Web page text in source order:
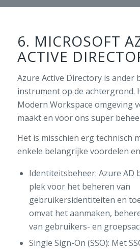
6. MICROSOFT
ACTIVE
Azure Active Directory is ander
instrument op de achtergrond.
Modern Workspace omgeving
maakt en voor ons super
Het is misschien erg technisch
enkele belangrijke voordelen
Identiteitsbeheer: Azure AD
plek voor het beheren van
gebruikersidentiteiten en
omvat het aanmaken,
van gebruikers- en
Single Sign-On (SSO): Met